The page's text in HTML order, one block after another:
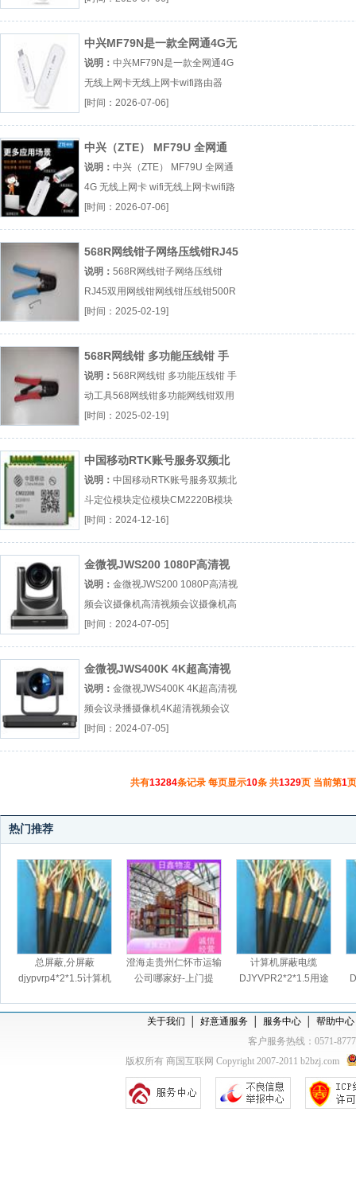
中兴MF79N是一款全网通4G无
线上网卡
说明： 中兴MF79N是一款全网通4G
无线上网卡无线上网卡wifi路由器
MF79N路由器厂（...『无线上网卡』
[时间：2026-07-06]
中兴（ZTE） MF79U 全网通
4G 无线上网卡 wifi
说明： 中兴（ZTE） MF79U 全网通
4G 无线上网卡 wifi无线上网卡wifi路
由器MF79U路由器厂（...『无线上网
卡』
[时间：2026-07-06]
568R网线钳子网络压线钳RJ45
双用网线钳
说明： 568R网线钳子网络压线钳
RJ45双用网线钳网线钳压线钳500R
网线钳厂（...『网线钳』
[时间：2025-02-19]
568R网线钳 多功能压线钳 手
动工具
说明： 568R网线钳 多功能压线钳 手
动工具568网线钳多功能网线钳双用
网线钳厂（...『568网线钳』
[时间：2025-02-19]
中国移动RTK账号服务双频北
斗定位模块
说明： 中国移动RTK账号服务双频北
斗定位模块定位模块CM2220B模块
中国移动RTK账号服务厂（...『定位
模块』
[时间：2024-12-16]
金微视JWS200 1080P高清视
频会议摄像机
说明： 金微视JWS200 1080P高清视
频会议摄像机高清视频会议摄像机高
清广角会议摄像机1080P高清会议摄
像机厂（...『高清视频会议摄像机』
[时间：2024-07-05]
金微视JWS400K 4K超高清视
频会议录播摄像机
说明： 金微视JWS400K 4K超高清视
频会议录播摄像机4K超清视频会议
摄像机4K超清广角会议摄像机4K超
清会议录播摄像机厂（...『4K超清视
[时间：2024-07-05]
共有13284条记录 每页显示10条 共1329页 当前第1
热门推荐
总屏蔽,分屏蔽
djypvrp4*2*1.5计算机
澄海走贵州仁怀市运输
公司哪家好-上门提
计算机屏蔽电缆
DJYVPR2*2*1.5用途
关于我们 好意通服务 服务中心
帮助中心
客户服务热线：0571-
版权所有 商国互联网 Copyright 2007-2011 b2bzj.com